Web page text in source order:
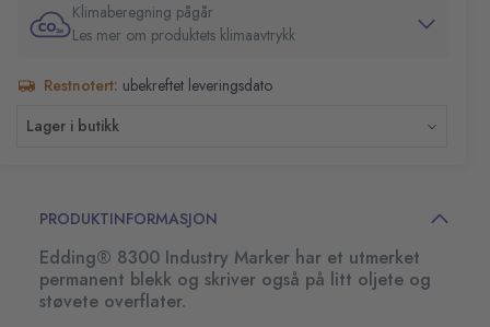
Klimaberegning pågår
Les mer om produktets klimaavtrykk
Restnotert: ubekreftet leveringsdato
Lager i butikk
PRODUKTINFORMASJON
Edding® 8300 Industry Marker har et utmerket
permanent blekk og skriver også på litt oljete og
støvete overflater.